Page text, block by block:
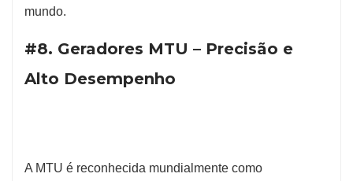
mundo.
#8. Geradores MTU – Precisão e
Alto Desempenho
A MTU é reconhecida mundialmente como